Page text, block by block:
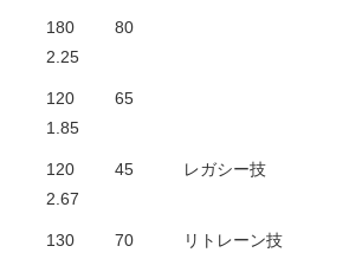
180
2.25
80
120
1.85
65
120
2.67
45 レガシー技
130
70 リトレーン技